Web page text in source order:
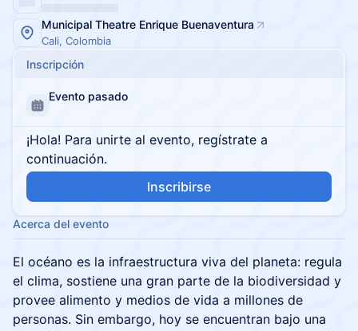
Municipal Theatre Enrique Buenaventura
Cali, Colombia
Inscripción
Evento pasado
¡Hola! Para unirte al evento, regístrate a
continuación.
Inscribirse
Acerca del evento
El océano es la infraestructura viva del planeta: regula
el clima, sostiene una gran parte de la biodiversidad y
provee alimento y medios de vida a millones de
personas. Sin embargo, hoy se encuentran bajo una